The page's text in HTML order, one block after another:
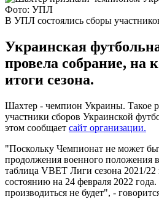
Фото: УПЛ
В УПЛ состоялись сборы
Украинская
провела собрание, на
итоги сезона.
Шахтер - чемпион Украины. Такое
участники сборов Украинской
этом сообщает сайт организации.
"Поскольку Чемпионат не может
продолжения военного положения
таблица VBET Лиги сезона 2021/22
состоянию на 24 февраля 2022
производиться не будет", -